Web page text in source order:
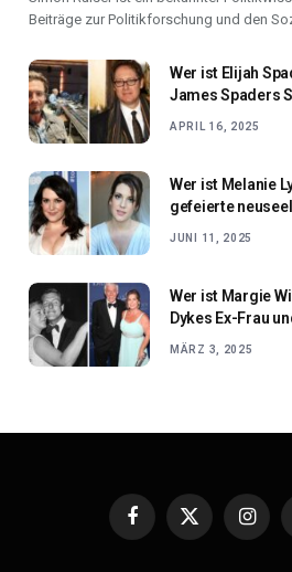
Beiträge zur Politikforschung und den
Wer ist Elijah
James Spaders
APRIL 16, 2025
Wer ist Melanie
gefeierte
JUNI 11, 2025
Wer ist Margie
Dykes Ex-Frau
MÄRZ 3, 2025
Facebook
X